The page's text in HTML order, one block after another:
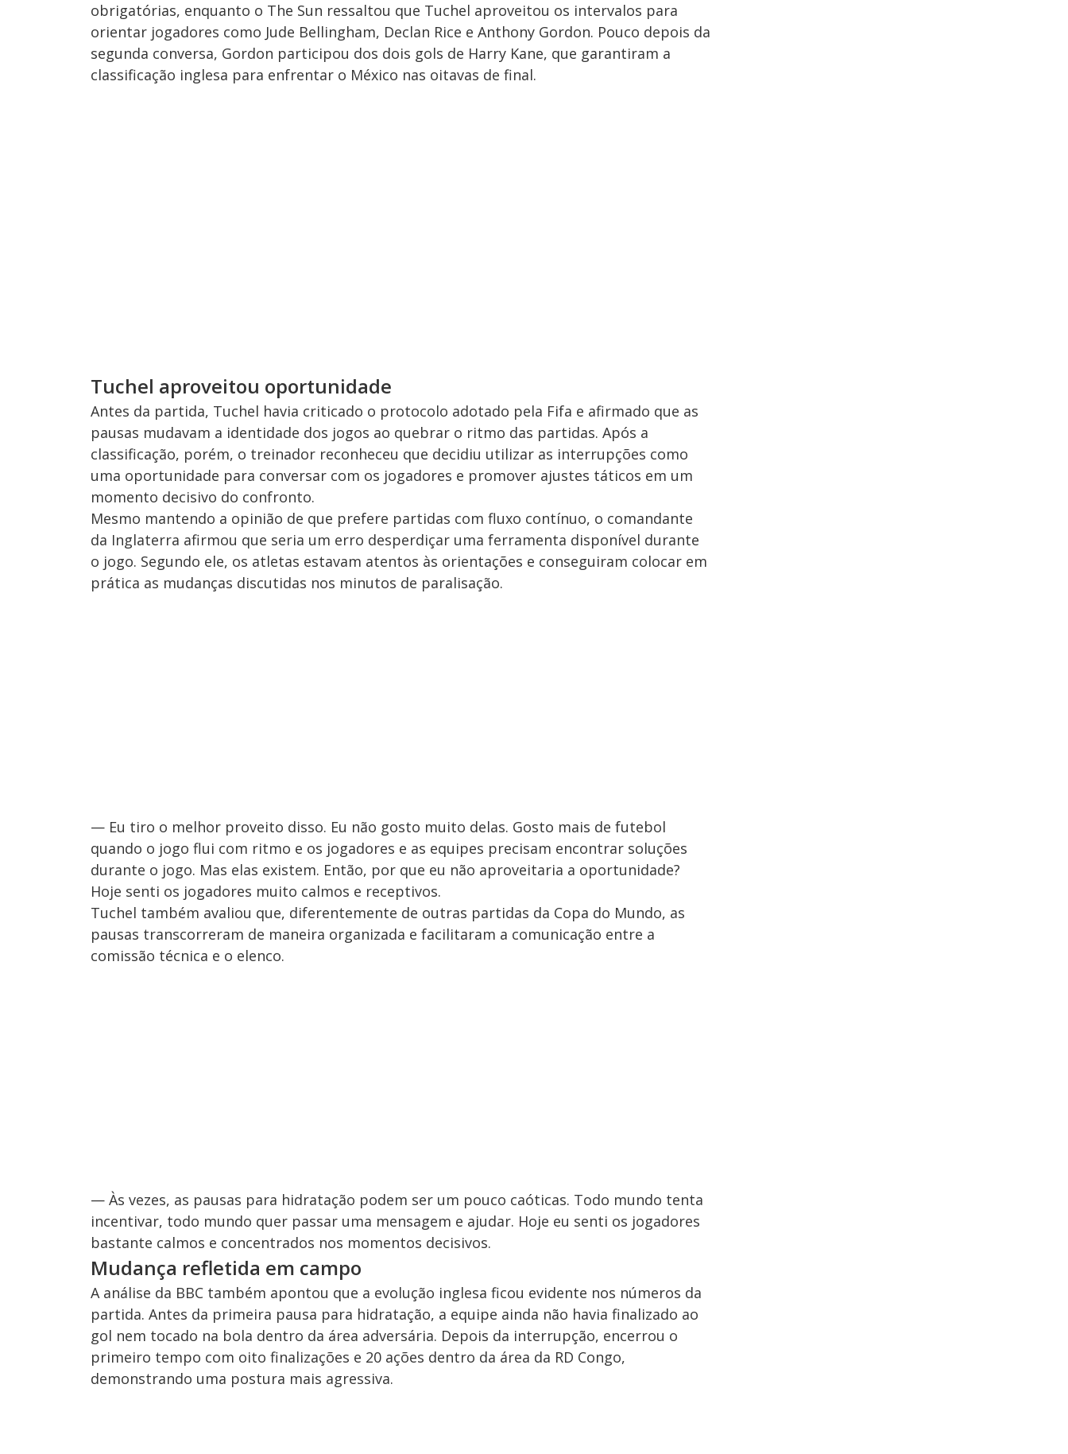
obrigatórias, enquanto o The Sun ressaltou que Tuchel aproveitou os intervalos para
orientar jogadores como Jude Bellingham, Declan Rice e Anthony Gordon. Pouco depois da
segunda conversa, Gordon participou dos dois gols de Harry Kane, que garantiram a
classificação inglesa para enfrentar o México nas oitavas de final.
Tuchel aproveitou oportunidade
Antes da partida, Tuchel havia criticado o protocolo adotado pela Fifa e afirmado que as
pausas mudavam a identidade dos jogos ao quebrar o ritmo das partidas. Após a
classificação, porém, o treinador reconheceu que decidiu utilizar as interrupções como
uma oportunidade para conversar com os jogadores e promover ajustes táticos em um
momento decisivo do confronto.
Mesmo mantendo a opinião de que prefere partidas com fluxo contínuo, o comandante
da Inglaterra afirmou que seria um erro desperdiçar uma ferramenta disponível durante
o jogo. Segundo ele, os atletas estavam atentos às orientações e conseguiram colocar em
prática as mudanças discutidas nos minutos de paralisação.
— Eu tiro o melhor proveito disso. Eu não gosto muito delas. Gosto mais de futebol
quando o jogo flui com ritmo e os jogadores e as equipes precisam encontrar soluções
durante o jogo. Mas elas existem. Então, por que eu não aproveitaria a oportunidade?
Hoje senti os jogadores muito calmos e receptivos.
Tuchel também avaliou que, diferentemente de outras partidas da Copa do Mundo, as
pausas transcorreram de maneira organizada e facilitaram a comunicação entre a
comissão técnica e o elenco.
— Às vezes, as pausas para hidratação podem ser um pouco caóticas. Todo mundo tenta
incentivar, todo mundo quer passar uma mensagem e ajudar. Hoje eu senti os jogadores
bastante calmos e concentrados nos momentos decisivos.
Mudança refletida em campo
A análise da BBC também apontou que a evolução inglesa ficou evidente nos números da
partida. Antes da primeira pausa para hidratação, a equipe ainda não havia finalizado ao
gol nem tocado na bola dentro da área adversária. Depois da interrupção, encerrou o
primeiro tempo com oito finalizações e 20 ações dentro da área da RD Congo,
demonstrando uma postura mais agressiva.